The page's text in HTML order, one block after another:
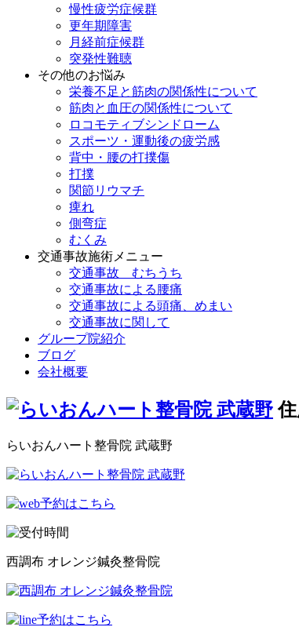
慢性疲労症候群
更年期障害
月経前症候群
突発性難聴
その他のお悩み
栄養不足と筋肉の関係性について
筋肉と血圧の関係性について
ロコモティブシンドローム
スポーツ・運動後の疲労感
背中・腰の打撲傷
打撲
関節リウマチ
痺れ
側弯症
むくみ
交通事故施術メニュー
交通事故 むちうち
交通事故による腰痛
交通事故による頭痛、めまい
交通事故に関して
グループ院紹介
ブログ
会社概要
らいおんハート整骨院 武蔵野
西調布 オレンジ鍼灸整骨院